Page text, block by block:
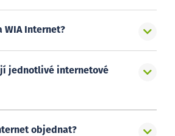
WIA Internet?
jednotlivé internetové
objednat?